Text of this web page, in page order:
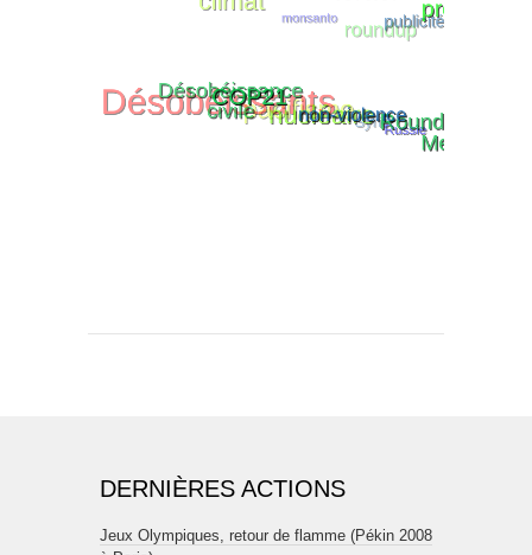
DERNIÈRES ACTIONS
Jeux Olympiques, retour de flamme (Pékin 2008